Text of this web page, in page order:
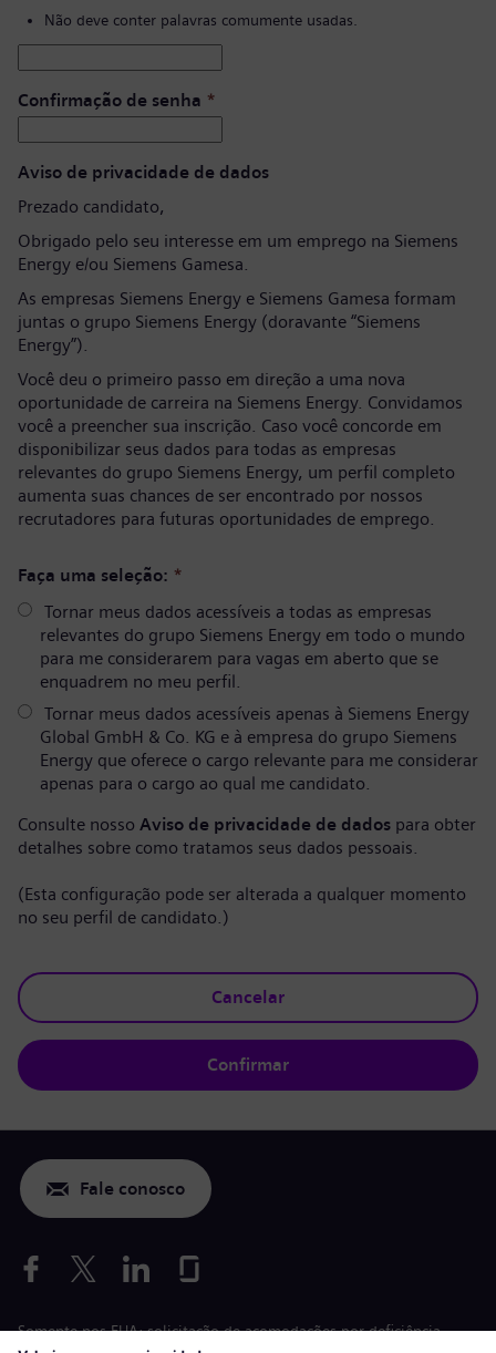
Não deve conter palavras comumente usadas.
Confirmação de senha *
Aviso de privacidade de dados
Prezado candidato,
Obrigado pelo seu interesse em um emprego na Siemens
Energy e/ou Siemens Gamesa.
As empresas Siemens Energy e Siemens Gamesa formam
juntas o grupo Siemens Energy (doravante “Siemens
Energy”).
Você deu o primeiro passo em direção a uma nova
oportunidade de carreira na Siemens Energy. Convidamos
você a preencher sua inscrição. Caso você concorde em
disponibilizar seus dados para todas as empresas
relevantes do grupo Siemens Energy, um perfil completo
aumenta suas chances de ser encontrado por nossos
recrutadores para futuras oportunidades de emprego.
Faça uma seleção: *
Tornar meus dados acessíveis a todas as empresas
relevantes do grupo Siemens Energy em todo o mundo
para me considerarem para vagas em aberto que se
enquadrem no meu perfil.
Tornar meus dados acessíveis apenas à Siemens Energy
Global GmbH & Co. KG e à empresa do grupo Siemens
Energy que oferece o cargo relevante para me considerar
apenas para o cargo ao qual me candidato.
Consulte nosso Aviso de privacidade de dados para obter
detalhes sobre como tratamos seus dados pessoais.
(Esta configuração pode ser alterada a qualquer momento
no seu perfil de candidato.)
Cancelar
Confirmar
Fale conosco
Somente nos EUA: solicitação de acomodações por deficiência